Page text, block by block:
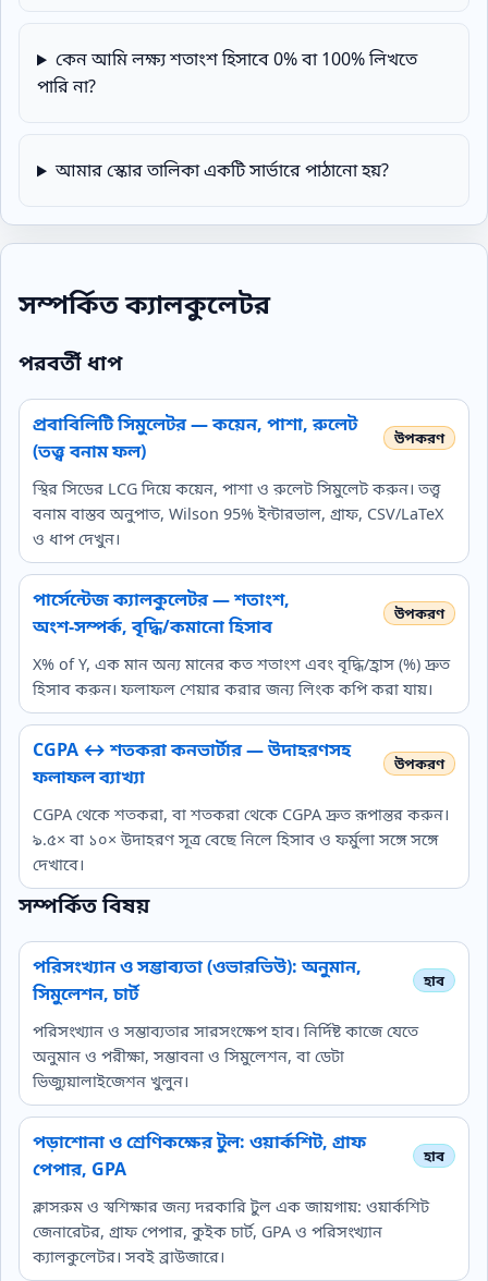
কেন আমি লক্ষ্য শতাংশ হিসাবে 0% বা 100% লিখতে
পারি না?
আমার স্কোর তালিকা একটি সার্ভারে পাঠানো হয়?
সম্পর্কিত ক্যালকুলেটর
পরবর্তী ধাপ
প্রবাবিলিটি সিমুলেটর — কয়েন, পাশা, রুলেট
(তত্ত্ব বনাম ফল)
স্থির সিডের LCG দিয়ে কয়েন, পাশা ও রুলেট সিমুলেট করুন। তত্ত্ব
বনাম বাস্তব অনুপাত, Wilson 95% ইন্টারভাল, গ্রাফ, CSV/LaTeX
ও ধাপ দেখুন।
পার্সেন্টেজ ক্যালকুলেটর — শতাংশ,
অংশ‑সম্পর্ক, বৃদ্ধি/কমানো হিসাব
X% of Y, এক মান অন্য মানের কত শতাংশ এবং বৃদ্ধি/হ্রাস (%) দ্রুত
হিসাব করুন। ফলাফল শেয়ার করার জন্য লিংক কপি করা যায়।
CGPA ↔ শতকরা কনভার্টার — উদাহরণসহ
ফলাফল ব্যাখ্যা
CGPA থেকে শতকরা, বা শতকরা থেকে CGPA দ্রুত রূপান্তর করুন।
৯.৫× বা ১০× উদাহরণ সূত্র বেছে নিলে হিসাব ও ফর্মুলা সঙ্গে সঙ্গে
দেখাবে।
সম্পর্কিত বিষয়
পরিসংখ্যান ও সম্ভাব্যতা (ওভারভিউ): অনুমান,
সিমুলেশন, চার্ট
পরিসংখ্যান ও সম্ভাব্যতার সারসংক্ষেপ হাব। নির্দিষ্ট কাজে যেতে
অনুমান ও পরীক্ষা, সম্ভাবনা ও সিমুলেশন, বা ডেটা
ভিজ্যুয়ালাইজেশন খুলুন।
পড়াশোনা ও শ্রেণিকক্ষের টুল: ওয়ার্কশিট, গ্রাফ
পেপার, GPA
ক্লাসরুম ও স্বশিক্ষার জন্য দরকারি টুল এক জায়গায়: ওয়ার্কশিট
জেনারেটর, গ্রাফ পেপার, কুইক চার্ট, GPA ও পরিসংখ্যান
ক্যালকুলেটর। সবই ব্রাউজারে।